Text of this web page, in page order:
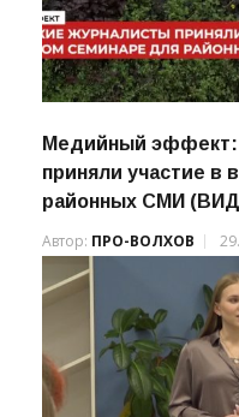
Медийный эффект:
районных СМИ
Автор: